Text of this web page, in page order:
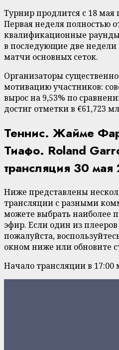
Турнир продлится с 18 мая
Первая неделя полностью
квалификационные
в последующие две недели
матчи основных сеток.
Организаторы
мотивацию участников:
вырос на 9,53% по
достиг отметки в €61,723
Теннис. Жайме
Тиафо. Roland
трансляция 30
Ниже представлены
трансляции с разными
можете выбрать наиболее
эфир. Если один из
пожалуйста,
окном ниже или обновите
Начало трансляции в 17:00